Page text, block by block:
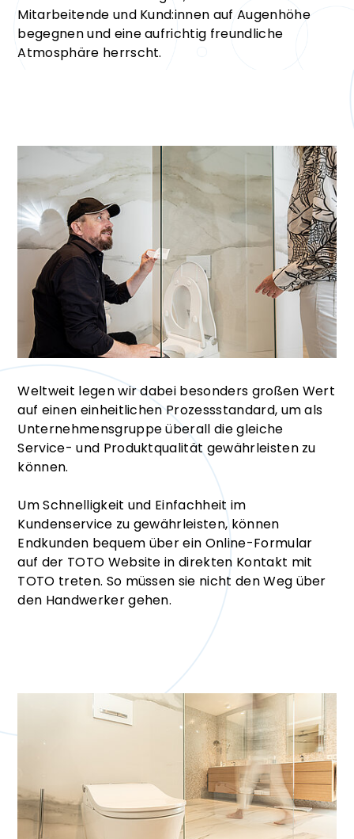
Mitarbeitende und Kund:innen auf Augenhöhe
begegnen und eine aufrichtig freundliche
Atmosphäre herrscht.
Weltweit legen wir dabei besonders großen Wert
auf einen einheitlichen Prozessstandard, um als
Unternehmensgruppe überall die gleiche
Service- und Produktqualität gewährleisten zu
können.
Um Schnelligkeit und Einfachheit im
Kundenservice zu gewährleisten, können
Endkunden bequem über ein Online-Formular
auf der TOTO Website in direkten Kontakt mit
TOTO treten. So müssen sie nicht den Weg über
den Handwerker gehen.